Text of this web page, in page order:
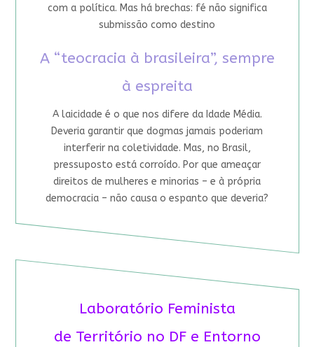
com a política. Mas há brechas: fé não significa
submissão como destino
A “teocracia à brasileira”, sempre
à espreita
A laicidade é o que nos difere da Idade Média.
Deveria garantir que dogmas jamais poderiam
interferir na coletividade. Mas, no Brasil,
pressuposto está corroído. Por que ameaçar
direitos de mulheres e minorias – e à própria
democracia – não causa o espanto que deveria?
Laboratório Feminista
de Território no DF e Entorno